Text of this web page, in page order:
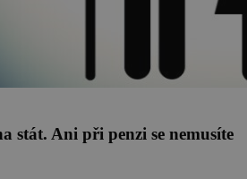
stát. Ani při penzi se nemusíte